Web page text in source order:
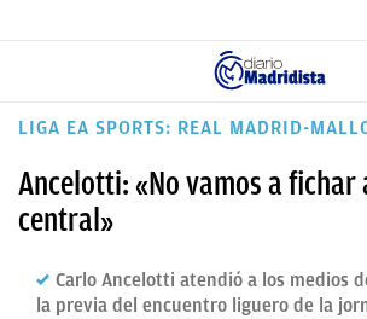
ÚLTIMAS
REAL
BALONCESTO
LIGA EA SPORTS: REAL MADRID-
Ancelotti: «No vamos a fichar
central»
Carlo Ancelotti atendió a los medios
la previa del encuentro liguero de la